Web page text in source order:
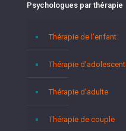
Psychologues par thérapie
Thérapie de l’enfant
Thérapie d’adolescent
Thérapie d’adulte
Thérapie de couple